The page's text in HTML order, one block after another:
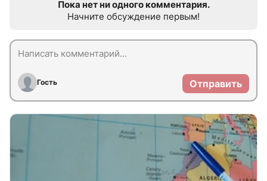
Пока нет ни одного комментария.
Начните обсуждение первым!
Гость Отправить